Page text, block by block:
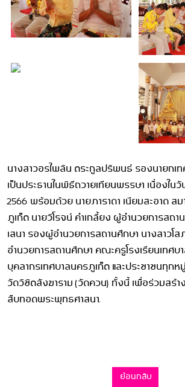
นางสาวอรไพลิน ตระกูลปริพนธ์ รองนายกเ
เป็นประธานในพิธีถวายเทียนพรรษา เนื่องใน
2566 พร้อมด้วย นายภาราดา เนียมสะอาด ส
ภูเก็ต นายวิโรจน์ คำเกลี้ยง ผู้อำนวยการสถา
เสนา รองผู้อำนวยการสถานศึกษา นางสาวโ
อำนวยการสถานศึกษา คณะครูโรงเรียนเทศ
บุคลากรเทศบาลนครภูเก็ต และประชาชนทุกห
วัดวิชิตสังฆาราม (วัดควน) ทั้งนี้ เพื่อร่วมสร้
สืบทอดพระพุทธศาสนา.
ย้อนกลับ